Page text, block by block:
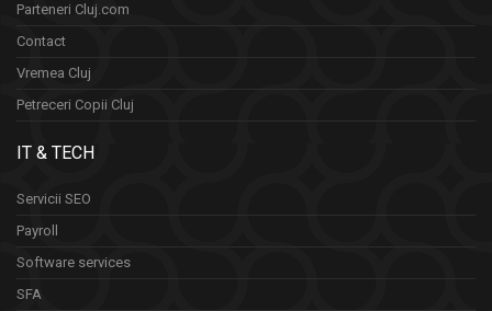
Parteneri Cluj.com
Contact
Vremea Cluj
Petreceri Copii Cluj
IT & TECH
Servicii SEO
Payroll
Software services
SFA